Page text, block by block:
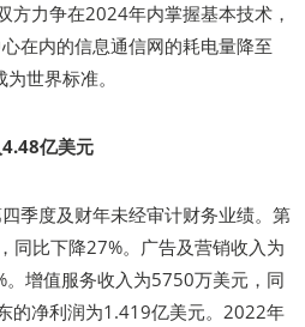
方力争在2024年内掌握基本技术，
在内的信息通信网的耗电量降至
世界标准。
亿美元
季度及财年未经审计财务业绩。第
同比下降27%。广告及营销收入为
增值服务收入为5750万美元，同
的净利润为1.419亿美元。2022年